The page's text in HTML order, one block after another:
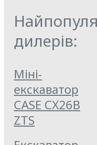
дилерів:
Міні-
екскаватор
CASE CX26B
ZTS